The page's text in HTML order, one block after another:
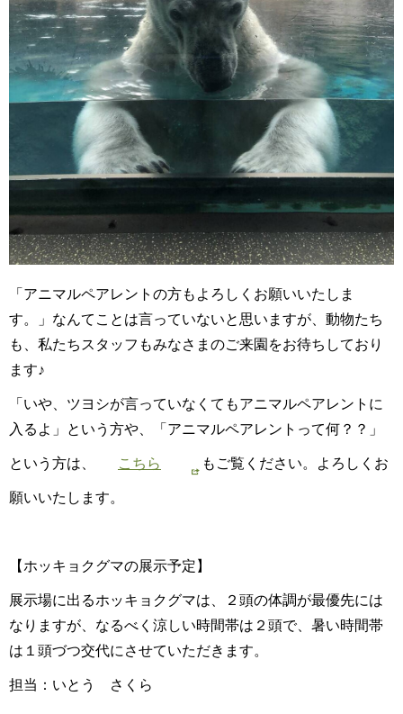
「アニマルペアレントの方もよろしくお願いいたしま
す。」なんてことは言っていないと思いますが、動物たち
も、私たちスタッフもみなさまのご来園をお待ちしており
ます♪
「いや、ツヨシが言っていなくてもアニマルペアレントに
入るよ」という方や、「アニマルペアレントって何？？」
という方は、
こちら
もご覧ください。よろしくお
願いいたします。
【ホッキョクグマの展示予定】
展示場に出るホッキョクグマは、２頭の体調が最優先には
なりますが、なるべく涼しい時間帯は２頭で、暑い時間帯
は１頭づつ交代にさせていただきます。
担当：いとう さくら